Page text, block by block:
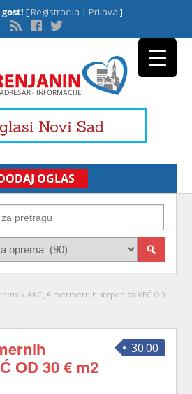
gost! [Registracija | Prijava ]
OGLAS
» AKCIJA mermernih stepenica VEĆ OD
30.00
OD 30 € m2